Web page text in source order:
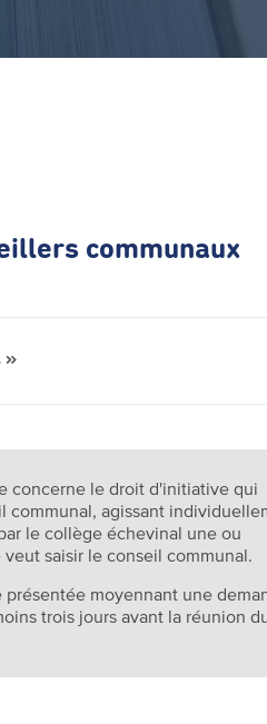
communaux
»
concerne le droit d'initiative qui
communal, agissant
le collège échevinal une ou
saisir le conseil communal.
moyennant une
trois jours avant la réunion